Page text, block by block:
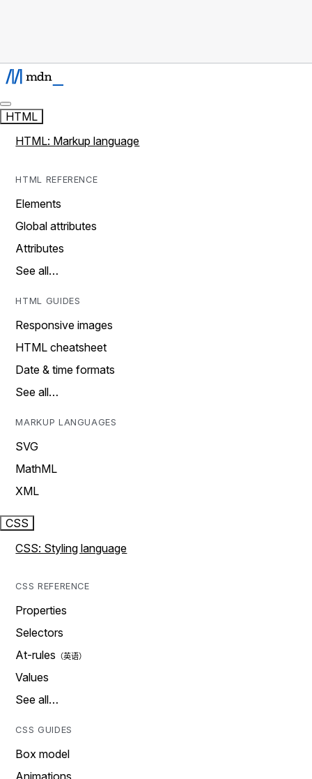
HTML
HTML: Markup language
HTML REFERENCE
Elements
Global attributes
Attributes
See all…
HTML GUIDES
Responsive images
HTML cheatsheet
Date & time formats
See all…
MARKUP LANGUAGES
SVG
MathML
XML
CSS
CSS: Styling language
CSS REFERENCE
Properties
Selectors
At-rules
Values
See all…
CSS GUIDES
Box model